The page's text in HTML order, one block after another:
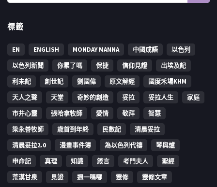
標籤
EN ENGLISH MONDAY MANNA 中國成語
以色列
以色列新聞
你累了嗎 保捷 信仰見證
出埃及記
利未記
創世記 劉國偉 原文解經
國度禾場KHM
天人之聲
天堂 奇妙的創造 妥拉 妥拉人生
家庭
市井心靈
張哈拿牧師 愛情 敬拜
智慧
梁永善牧師
歳首到年終 民數記
清晨妥拉
清晨妥拉2.0
漫畫事件簿 為以色列代禱
琴與爐
申命記
真理 知識 箴言 考門夫人
聖經
荒漠甘泉
見證 週一嗎哪 靈修 靈修文章